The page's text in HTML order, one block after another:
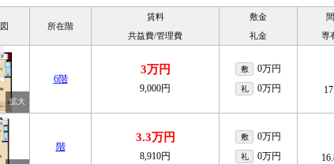
所在階
賃料
共益費/管理費
敷金
礼金
専
6階
3万円
9,000円
敷 0万円
礼 0万円
階
3.3万円
8,910円
敷 0万円
礼 0万円